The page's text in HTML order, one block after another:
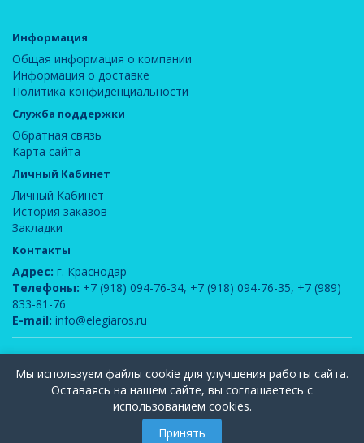
Информация
Общая информация о компании
Информация о доставке
Политика конфиденциальности
Служба поддержки
Обратная связь
Карта сайта
Личный Кабинет
Личный Кабинет
История заказов
Закладки
Контакты
Адрес: г. Краснодар
Телефоны: +7 (918) 094-76-34, +7 (918) 094-76-35, +7 (989)
833-81-76
E-mail: info@elegiaros.ru
ООО "Новелла"© 2026
Вся информация, содержащаяся на данном сайте, является интеллектуальной
собственностью компании ООО "Элегия-РОС" и защищена законом РФ об
авторском праве. Публикация и использование любых материалов допускается
только с письменного согласия администрации сайта.
Веблаб - разработка и сопровождение сайтов
Мы используем файлы cookie для улучшения работы сайта.
Оставаясь на нашем сайте, вы соглашаетесь с
использованием cookies.
Принять